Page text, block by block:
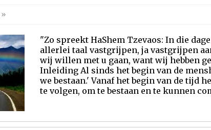
»
"Zo spreekt HaShem Tzevaos: In die
allerlei taal vastgrijpen, ja vastgrijpen
wij willen met u gaan, want wij hebben
Inleiding Al sinds het begin van de
we bestaan.' Vanaf het begin van de tijd
te volgen, om te bestaan en te kunnen